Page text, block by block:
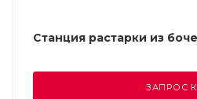
Станция растарки из
ЗАПРОС